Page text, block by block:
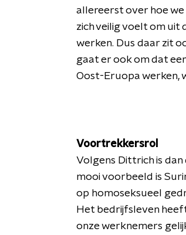
allereerst over hoe we
zich veilig voelt om uit
werken. Dus daar zit
gaat er ook om dat
Oost-Eruopa werken,
Voortrekkersrol
Volgens Dittrich is dan
mooi voorbeeld is
op homoseksueel
Het bedrijfsleven
onze werknemers